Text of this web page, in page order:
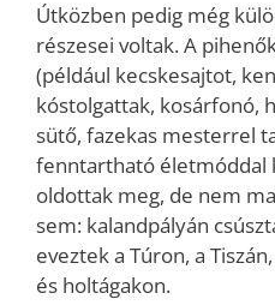
Útközben pedig még
részesei voltak. A
(például kecskesajtot,
kóstolgattak, kosárfonó,
sütő, fazekas mesterrel
fenntartható életmóddal
oldottak meg, de nem
sem: kalandpályán
eveztek a Túron, a
és holtágakon.